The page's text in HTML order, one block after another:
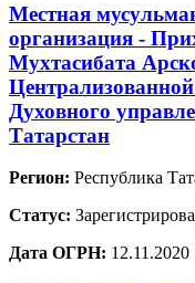
Местная
организация -
Мухтасибата
Духовного
Татарстан
Регион: Республика
Статус:
Дата ОГРН: 12.11.2020